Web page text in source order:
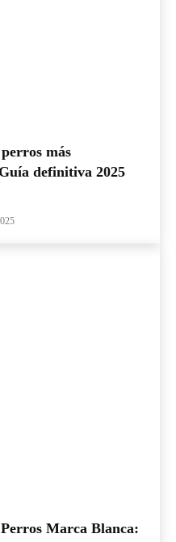
más
definitiva 2025
Marca Blanca: